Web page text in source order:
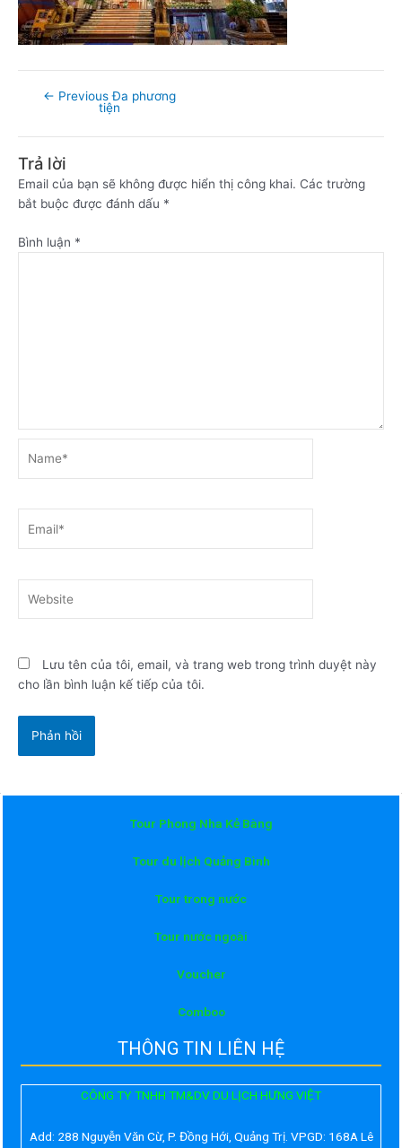
← Previous Đa phương
tiện
Trả lời
Email của bạn sẽ không được hiển thị công khai. Các trường
bắt buộc được đánh dấu *
Bình luận *
Lưu tên của tôi, email, và trang web trong trình duyệt này
cho lần bình luận kế tiếp của tôi.
Tour Phong Nha Kẻ Bàng
Tour du lịch Quảng Bình
Tour trong nước
Tour nước ngoài
Voucher
Comboo
THÔNG TIN LIÊN HỆ
CÔNG TY TNHH TM&DV DU LỊCH HƯNG VIỆT
Add: 288 Nguyễn Văn Cừ, P. Đồng Hới, Quảng Trị. VPGD: 168A Lê